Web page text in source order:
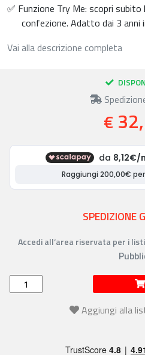
✅ Funzione Try Me: scopri
confezione. Adatto dai 3 anni
Vai alla descrizione completa
€
SPEDIZIONE
Accedi all’area riservata per i
Aggiungi alla